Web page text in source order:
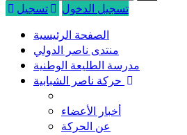
تسجيل الدخول
تسجيل
الصفحة الرئيسية
منتدى ناصر الدولي
مدرسة الطليعة الوطنية
أخبار الأعضاء
عن الحركة